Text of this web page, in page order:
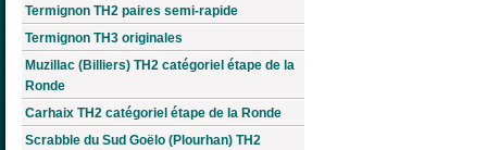
Termignon TH2 paires semi-rapide
Termignon TH3 originales
Muzillac (Billiers) TH2 catégoriel étape de la
Ronde
Carhaix TH2 catégoriel étape de la Ronde
Scrabble du Sud Goëlo (Plourhan) TH2